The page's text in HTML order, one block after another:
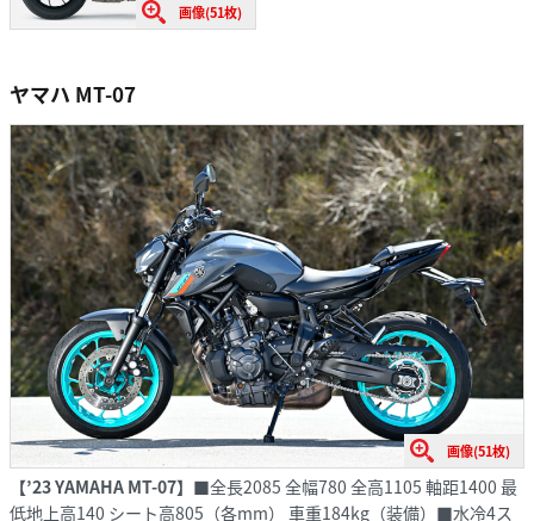
画像(51枚)
ヤマハ MT-07
画像(51枚)
【’23 YAMAHA MT-07】 ■全長2085 全幅780 全高1105 軸距1400 最
低地上高140 シート高805（各mm） 車重184kg（装備）■水冷4ス